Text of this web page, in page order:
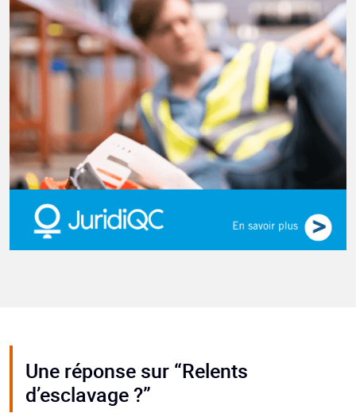
Une réponse sur “Relents
d’esclavage ?”